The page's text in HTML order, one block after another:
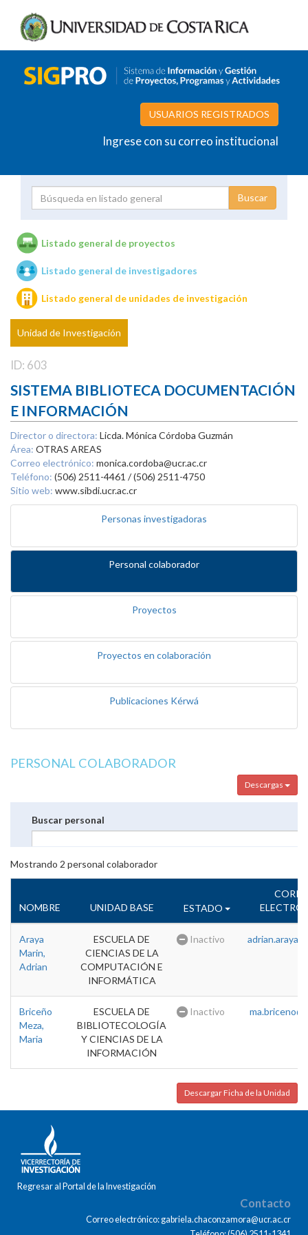
USUARIOS REGISTRADOS
Ingrese con su correo institucional
Unidades de investigación
Listado general de proyectos
Listado general de investigadores
Listado general de unidades de investigación
Unidad de Investigación
ID: 603
SISTEMA BIBLIOTECA DOCUMENTACIÓN
E INFORMACIÓN
Director o directora: Licda. Mónica Córdoba Guzmán
Área: OTRAS AREAS
Correo electrónico: monica.cordoba@ucr.ac.cr
Teléfono: (506) 2511-4461 / (506) 2511-4750
Sitio web: www.sibdi.ucr.ac.cr
Personas investigadoras
Personal colaborador
Proyectos
Proyectos en colaboración
Publicaciones Kérwá
PERSONAL COLABORADOR
Descargas
Buscar personal
Mostrando 2 personal colaborador
NOMBRE UNIDAD BASE ESTADO
Araya
Marin,
Adrian
ESCUELA DE
CIENCIAS DE LA
COMPUTACIÓN E
INFORMÁTICA
Inactivo
Briceño
Meza,
Maria
ESCUELA DE
BIBLIOTECOLOGÍA
Y CIENCIAS DE LA
INFORMACIÓN
Inactivo
Descargar Ficha de la Unidad
Regresar al Portal de la Investigación
Contacto
Correo electrónico: gabriela.chaconzamora@ucr.ac.cr